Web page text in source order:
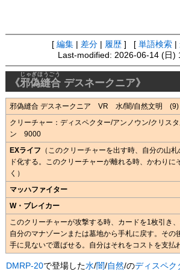
[ 編集 差分 履歴 ] [ 単語検索
Last-modified: 2026-06-14 (日)
《邪偽縫合
じゃぎほうごう
デスネークニア》
邪偽縫合 デスネークニア VR 水/闇/自然文明 (9)
クリーチャー：ディスペクター/アンノウン/クリス
ン 9000
EXライフ （このクリーチャーを出す時、自分の山
ド化する。このクリーチャーが離れる時、かわりに
く）
マッハファイター
W・ブレイカー
このクリーチャーが攻撃する時、カードを1枚引き
自分のマナゾーンまたは墓地から手札に戻す。その
手に見ないで選ばせる。自分はそれをコストを支払
DMRP-20で登場した水/闇/自然/のディスペク